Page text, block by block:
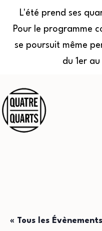
L'été prend ses
Pour le programme
se poursuit même
du 1er
au
contenu
« Tous les Évènements